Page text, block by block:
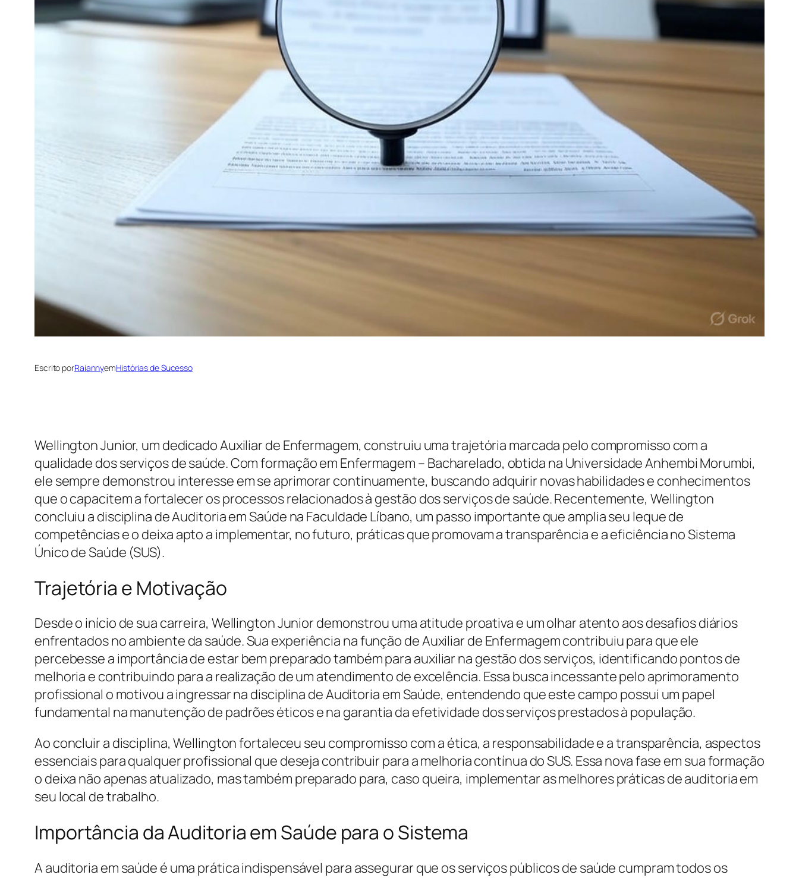
Escrito porRaiannyemHistórias de Sucesso
Wellington Junior, um dedicado Auxiliar de Enfermagem, construiu uma trajetória marcada pelo compromisso com a
qualidade dos serviços de saúde. Com formação em Enfermagem – Bacharelado, obtida na Universidade Anhembi Morumbi,
ele sempre demonstrou interesse em se aprimorar continuamente, buscando adquirir novas habilidades e conhecimentos
que o capacitem a fortalecer os processos relacionados à gestão dos serviços de saúde. Recentemente, Wellington
concluiu a disciplina de Auditoria em Saúde na Faculdade Líbano, um passo importante que amplia seu leque de
competências e o deixa apto a implementar, no futuro, práticas que promovam a transparência e a eficiência no Sistema
Único de Saúde (SUS).
Trajetória e Motivação
Desde o início de sua carreira, Wellington Junior demonstrou uma atitude proativa e um olhar atento aos desafios diários
enfrentados no ambiente da saúde. Sua experiência na função de Auxiliar de Enfermagem contribuiu para que ele
percebesse a importância de estar bem preparado também para auxiliar na gestão dos serviços, identificando pontos de
melhoria e contribuindo para a realização de um atendimento de excelência. Essa busca incessante pelo aprimoramento
profissional o motivou a ingressar na disciplina de Auditoria em Saúde, entendendo que este campo possui um papel
fundamental na manutenção de padrões éticos e na garantia da efetividade dos serviços prestados à população.
Ao concluir a disciplina, Wellington fortaleceu seu compromisso com a ética, a responsabilidade e a transparência, aspectos
essenciais para qualquer profissional que deseja contribuir para a melhoria contínua do SUS. Essa nova fase em sua formação
o deixa não apenas atualizado, mas também preparado para, caso queira, implementar as melhores práticas de auditoria em
seu local de trabalho.
Importância da Auditoria em Saúde para o Sistema
A auditoria em saúde é uma prática indispensável para assegurar que os serviços públicos de saúde cumpram todos os